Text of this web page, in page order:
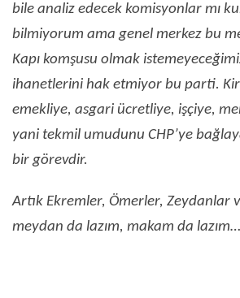
bile analiz edecek komisyonlar mı
bilmiyorum ama genel merkez bu
Kapı komşusu olmak
ihanetlerini hak etmiyor bu parti.
emekliye, asgari ücretliye, işçiye,
yani tekmil umudunu CHP’ye
bir görevdir.
Artık Ekremler, Ömerler, Zeydanlar
meydan da lazım, makam da